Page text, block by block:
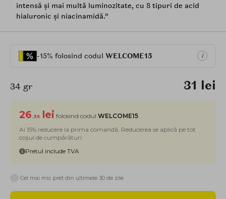
intensă și mai multă luminozitate, cu 8 tipuri de acid
hialuronic și niacinamidă.”
-15% folosind codul WELCOME15 i
34 gr 31 lei
26 .35 lei folosind codul WELCOME15
Ai 15% reducere la prima comandă. Reducerea se aplică pe tot
coșul de cumpărături.
Pretul include TVA
Cel mai mic pret din ultimele 30 de zile